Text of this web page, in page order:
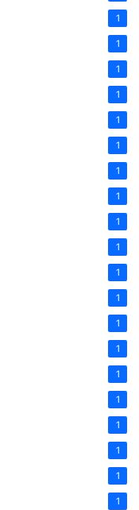
1
1
1
1
1
1
1
1
1
1
1
1
1
1
1
1
1
1
1
1